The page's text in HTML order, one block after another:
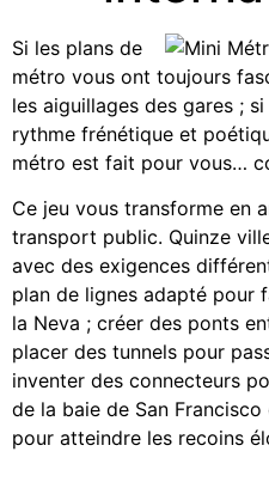
Si les plans de
métro vous ont toujours
les aiguillages des gares ;
rythme frénétique et
métro est fait pour vous…
Ce jeu vous transforme en
transport public. Quinze
avec des exigences
plan de lignes adapté pour
la Neva ; créer des ponts
placer des tunnels pour
inventer des connecteurs
de la baie de San
pour atteindre les recoins